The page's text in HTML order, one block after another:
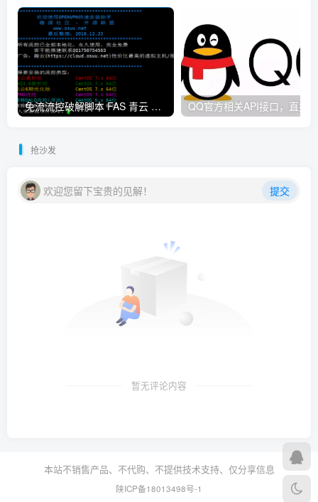
免流流控破解脚本 FAS 青云 快云 VPNS 博雅dalo最新集合
抢沙发
欢迎您留下宝贵的见解！ 提交
暂无评论内容
本站不销售产品、不代购、不提供技术支持、仅分享信息
陕ICP备18013498号-1